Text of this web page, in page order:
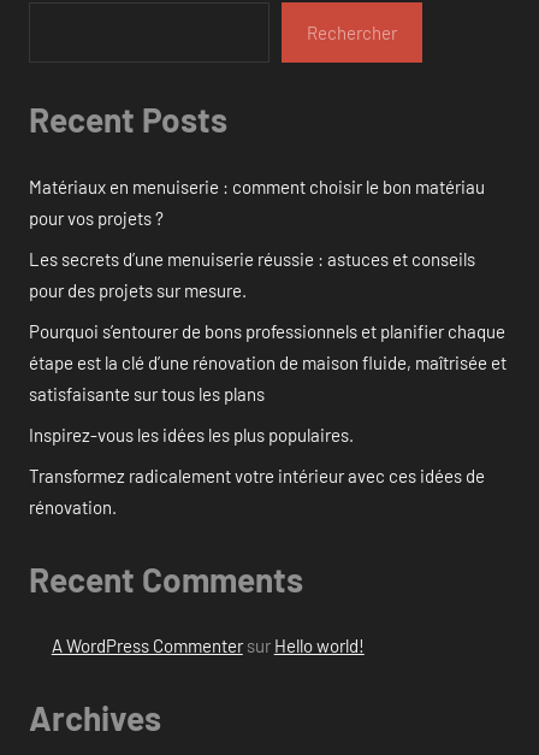
Rechercher
Recent Posts
Matériaux en menuiserie : comment choisir le bon matériau
pour vos projets ?
Les secrets d’une menuiserie réussie : astuces et conseils
pour des projets sur mesure.
Pourquoi s’entourer de bons professionnels et planifier chaque
étape est la clé d’une rénovation de maison fluide, maîtrisée et
satisfaisante sur tous les plans
Inspirez-vous les idées les plus populaires.
Transformez radicalement votre intérieur avec ces idées de
rénovation.
Recent Comments
A WordPress Commentersur Hello world!
Archives